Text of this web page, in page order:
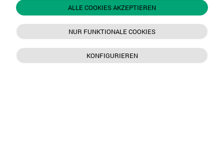
ALLE COOKIES AKZEPTIEREN
NUR FUNKTIONALE COOKIES
KONFIGURIEREN